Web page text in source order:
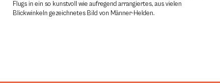
Flugs in ein so kunstvoll wie aufregend arrangiertes, aus vielen
Blickwinkeln gezeichnetes Bild von Männer-Helden.